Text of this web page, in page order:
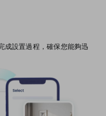
成設置過程，確保您能夠迅